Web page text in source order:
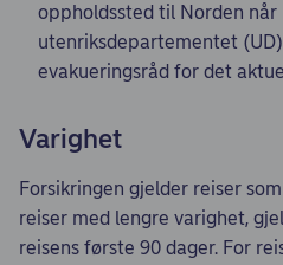
oppholdssted til Norden når
utenriksdepartementet
evakueringsråd for det
Varighet
Forsikringen gjelder reiser
reiser med lengre varighet,
reisens første 90 dager. For